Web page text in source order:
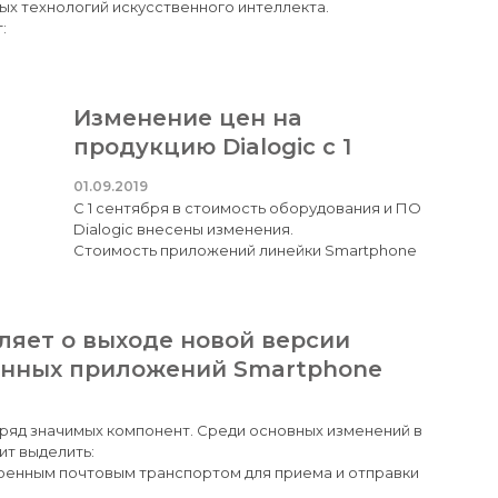
технологий искусственного интеллекта.
русской речи (до 95%)
и анализа текстов
Изменение цен на
продукцию Dialogic c 1
Сентября
01.09.2019
С 1 сентября в стоимость оборудования и ПО
Dialogic внесены изменения.
Стоимость приложений линейки Smartphone
о выходе новой версии
приложений Smartphone
значимых компонент. Среди основных изменений в
выделить:
почтовым транспортом для приема и отправки